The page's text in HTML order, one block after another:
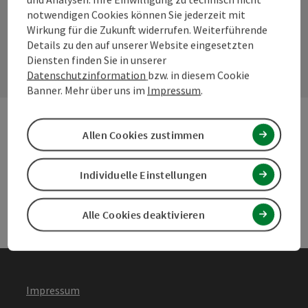
Kontaktformular
Andere Webseiten
Services
Impressum
notwendigen Cookies können Sie jederzeit mit
Wirkung für die Zukunft widerrufen. Weiterführende
Details zu den auf unserer Website eingesetzten
Diensten finden Sie in unserer
Datenschutzinformation bzw. in diesem Cookie
Banner. Mehr über uns im Impressum.
Alle Cookies deaktivieren
Individuelle Einstellungen
Allen Cookies zustimmen